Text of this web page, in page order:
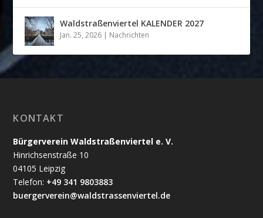
Waldstraßenviertel KALENDER 2027
Jan. 25, 2026 | Nachrichten
KONTAKT
Bürgerverein Waldstraßenviertel e. V.
Hinrichsenstraße 10
04105 Leipzig
Telefon: +49 341 9803883
buergerverein@waldstrassenviertel.de